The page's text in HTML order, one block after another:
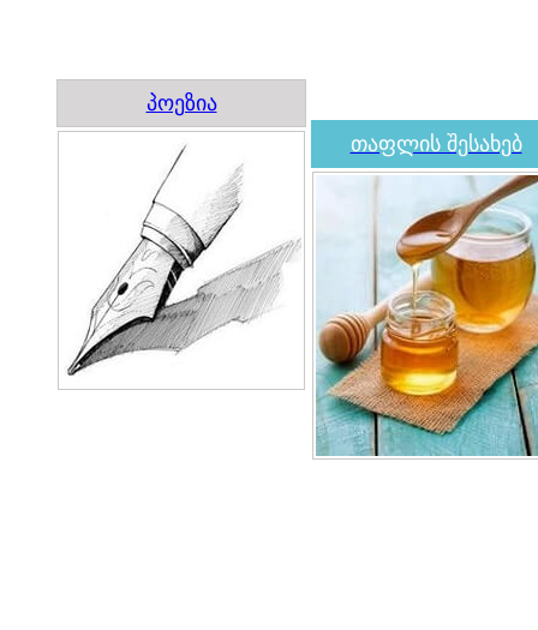
პოეზია
თაფლის შესახებ